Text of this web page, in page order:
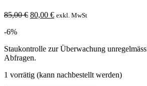
85,00€ Ursprünglicher
80,00 €Aktueller
exkl. MwSt
-6%
Staukontrolle zur Überwachung
Abfragen.
1 vorrätig (kann nachbestellt werden)